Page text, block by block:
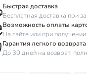
Быстрая доставка
Бесплатная доставка при
Возможность оплаты
На сайте или при получении
Гарантия легкого возврата
До 30 дней на возврат,